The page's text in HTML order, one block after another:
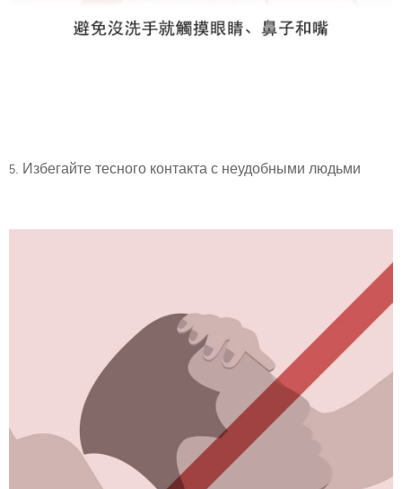
5. Избегайте тесного контакта с неудобными людьми